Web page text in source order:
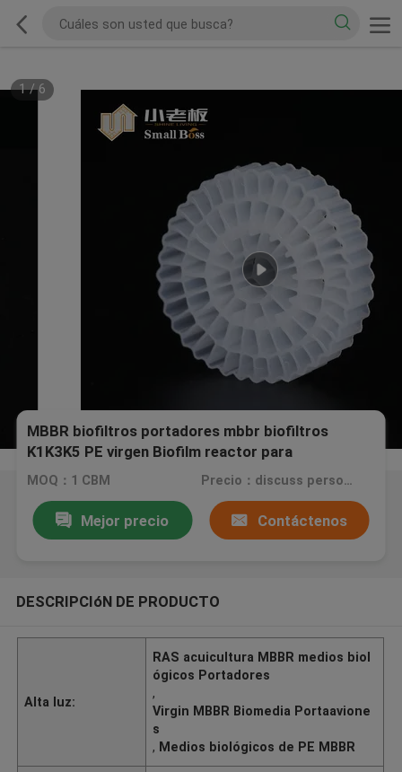
1/6
MBBR biofiltros portadores mbbr biofiltros
K1K3K5 PE virgen Biofilm reactor para
depuradoras de aguas residuales RAS acuicultura
MOQ：1 CBM Precio：discuss personally
Mejor precio Contáctenos
DESCRIPCIóN DE PRODUCTO
Alta luz:
RAS acuicultura MBBR medios biol
ógicos Portadores
,
Virgin MBBR Biomedia Portaavione
s
, Medios biológicos de PE MBBR